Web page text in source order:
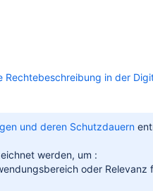
in der
und deren Schutzdauern
werden, um :
oder Relevanz